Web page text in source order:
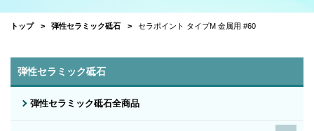
トップ 弾性セラミック砥石 セラポイント タイプM 金属用 #60
弾性セラミック砥石
弾性セラミック砥石全商品